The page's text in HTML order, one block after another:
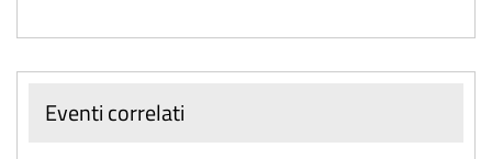
Eventi correlati